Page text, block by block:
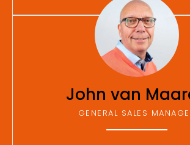
John van
GENERAL SALES